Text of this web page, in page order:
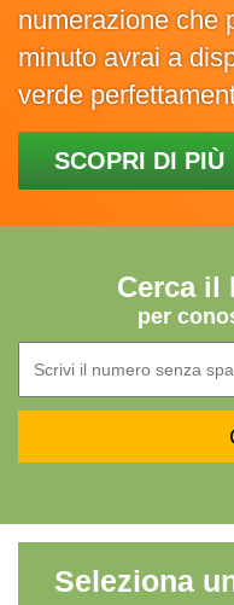
numerazione che
minuto avrai a
verde
SCOPRI DI PIÙ
Cerca il
per
Seleziona